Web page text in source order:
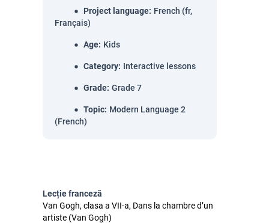
Project language: French (fr,
Français)
Age: Kids
Category: Interactive lessons
Grade: Grade 7
Topic: Modern Language 2
(French)
Lecție franceză
Van Gogh, clasa a VII-a, Dans la chambre d’un
artiste (Van Gogh)